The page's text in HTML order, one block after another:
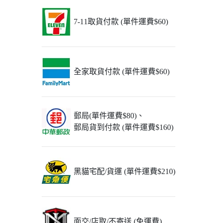
7-11取貨付款 (單件運費$60)
全家取貨付款 (單件運費$60)
郵局(單件運費$80)、
郵局貨到付款 (單件運費$160)
黑貓宅配/貨運 (單件運費$210)
面交/店取/不寄送 (免運費)